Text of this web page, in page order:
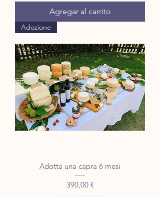
Agregar al carrito
Adozione
Adotta una capra 6 mesi
Precio
390,00 €